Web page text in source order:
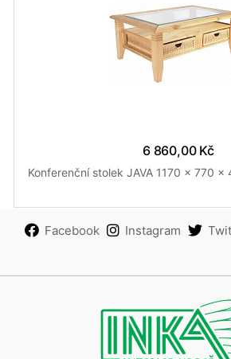
6 860,00 Kč
Konferenční stolek JAVA 1170 x 770
Facebook Instagram